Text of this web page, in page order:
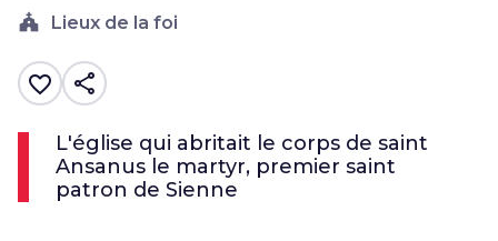
church Lieux de la foi
favorite_border share
L'église qui abritait le corps de saint
Ansanus le martyr, premier saint
patron de Sienne